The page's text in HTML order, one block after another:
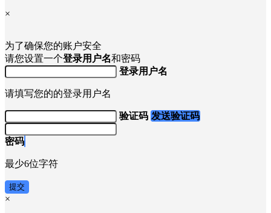
×
为了确保您的账户安全
请您设置一个登录用户名和密码
登录用户名
请填写您的的登录用户名
验证码 发送验证码
密码
最少6位字符
提交
×